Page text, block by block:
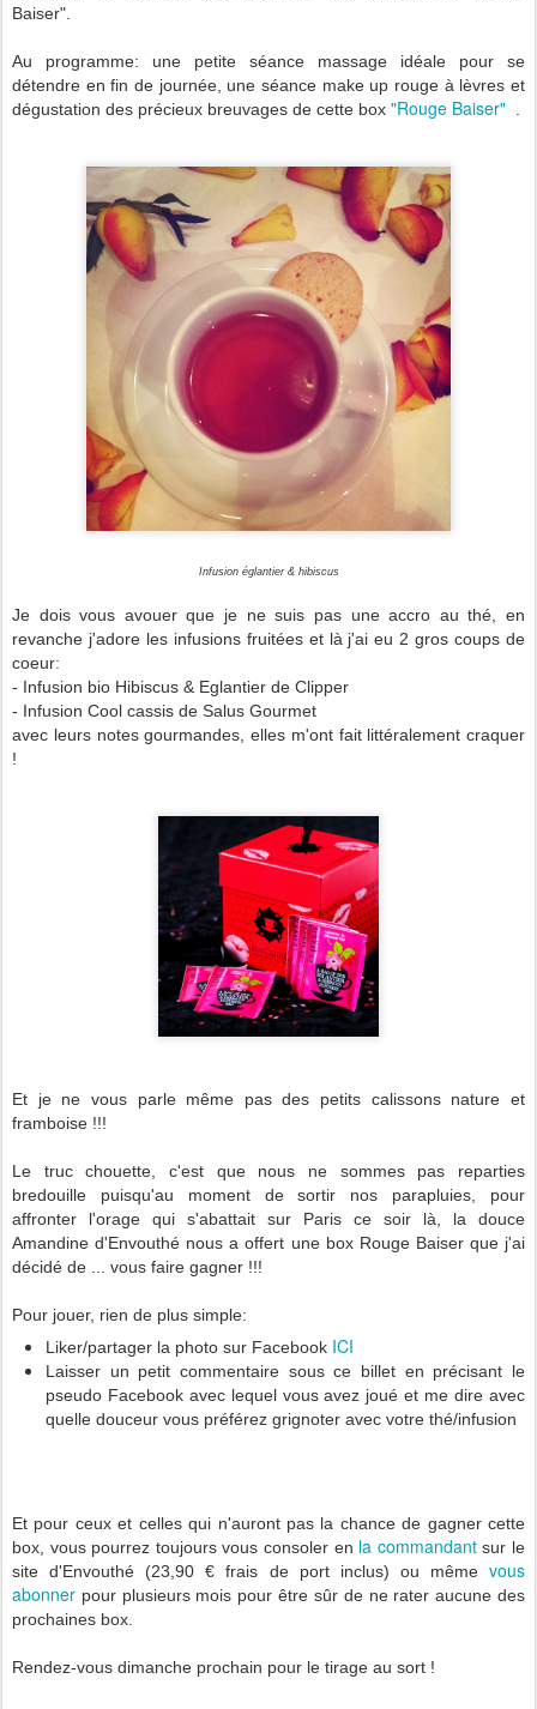
Baiser".
Au programme: une petite séance massage idéale pour se
détendre en fin de journée, une séance make up rouge à lèvres et
dégustation des précieux breuvages de cette box "Rouge Baiser"
Infusion églantier & hibiscus
Je dois vous avouer que je ne suis pas une accro au thé, en
revanche j'adore les infusions fruitées et là j'ai eu 2 gros coups de
coeur:
- Infusion bio Hibiscus & Eglantier de Clipper
- Infusion Cool cassis de Salus Gourmet
avec leurs notes gourmandes, elles m'ont fait littéralement craquer
!
Et je ne vous parle même pas des petits calissons nature et
framboise !!!
Le truc chouette, c'est que nous ne sommes pas reparties
bredouille puisqu'au moment de sortir nos parapluies, pour
affronter l'orage qui s'abattait sur Paris ce soir là, la douce
Amandine d'Envouthé nous a offert une box Rouge Baiser que j'ai
décidé de ... vous faire gagner !!!
Pour jouer, rien de plus simple:
Liker/partager la photo sur Facebook ICI
Laisser un petit commentaire sous ce billet en précisant le
pseudo Facebook avec lequel vous avez joué et me dire avec
quelle douceur vous préférez grignoter avec votre thé/infusion
Et pour ceux et celles qui n'auront pas la chance de gagner cette
box, vous pourrez toujours vous consoler en la commandantsur le
site d'Envouthé (23,90 € frais de port inclus) ou même vous
abonner pour plusieurs mois pour être sûr de ne rater aucune des
prochaines box.
Rendez-vous dimanche prochain pour le tirage au sort !